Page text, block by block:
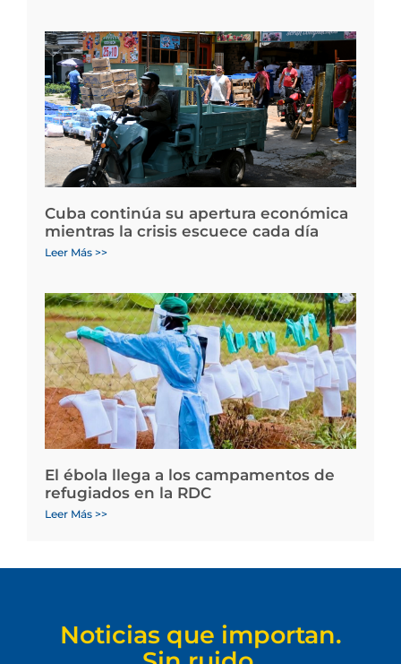
Cuba continúa su apertura económica
mientras la crisis escuece cada día
Leer Más >>
El ébola llega a los campamentos de
refugiados en la RDC
Leer Más >>
Noticias que importan.